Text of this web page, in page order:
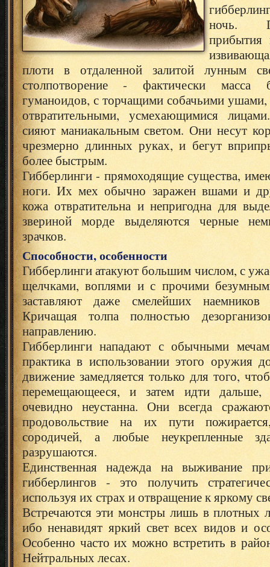
ночь.
прибытия
плоти в отдаленной залитой лунным
столпотворение - фактически масса
гуманоидов, с торчащими собачьими
отвратительными, усмехающимися
сияют маниакальным светом. Они несут
чрезмерно длинных руках, и бегут
более быстрым.
Гибберлинги - прямоходящие существа,
ноги. Их мех обычно заражен вшами и
кожа отвратительна и непригодна для
звериной морде выделяются черные
зрачков.
Способности, особенности
Гибберлинги атакуют большим числом, с
щелчками, воплями и с прочими
заставляют даже смелейших
Кричащая толпа полностью
направлению.
Гибберлинги нападают с обычными
практика в использовании этого оружия
движение замедляется только для того,
перемещающееся, и затем идти дальше,
очевидно неустанна. Они всегда
продовольствие на их пути
сородичей, а любые неукрепленные
разрушаются.
Единственная надежда на выживание
гибберлингов - это получить
используя их страх и отвращение к яркому
Встречаются эти монстры лишь в плотных
ибо ненавидят яркий свет всех видов и
Особенно часто их можно встретить в
Нейтральных лесах.